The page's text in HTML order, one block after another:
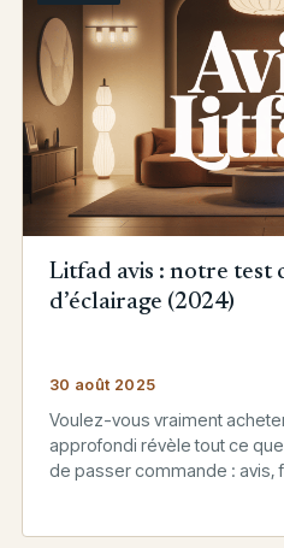
Litfad avis : notre test
d’éclairage (2024)
30 août 2025
Voulez-vous vraiment
approfondi révèle tout ce
de passer commande : avis,